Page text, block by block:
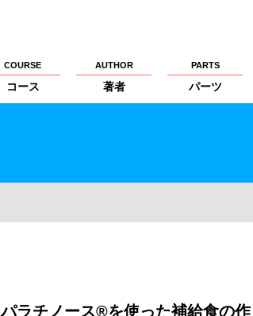
COURSE
コース
AUTHOR
著者
PARTS
パーツ
パラチノース®️を使った補給食の